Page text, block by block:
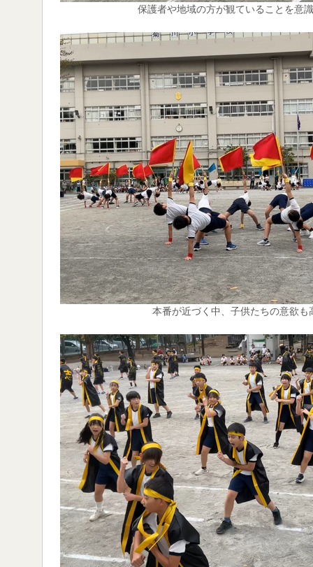
保護者や地域の方が観ていることを意
本番が近づく中、子供たちの意欲も